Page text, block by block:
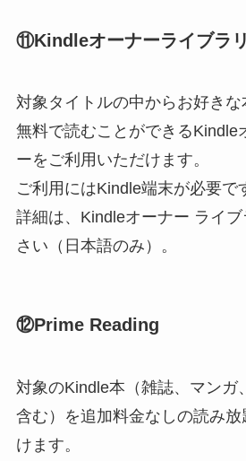
⑪Kindleオーナーライブラ
対象タイトルの中からお好きな
無料で読むことができるKindle
ーをご利用いただけます。
ご利用にはKindle端末が必要で
詳細は、Kindleオーナー ライ
さい（日本語のみ）。
⑫Prime Reading
対象のKindle本（雑誌、マンガ
含む）を追加料金なしの読み
けます。